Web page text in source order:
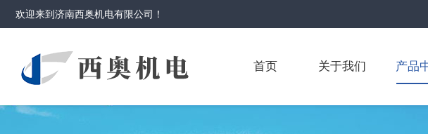
欢迎来到济南西奥机电有限公司 ！
首页 关于我们 产品